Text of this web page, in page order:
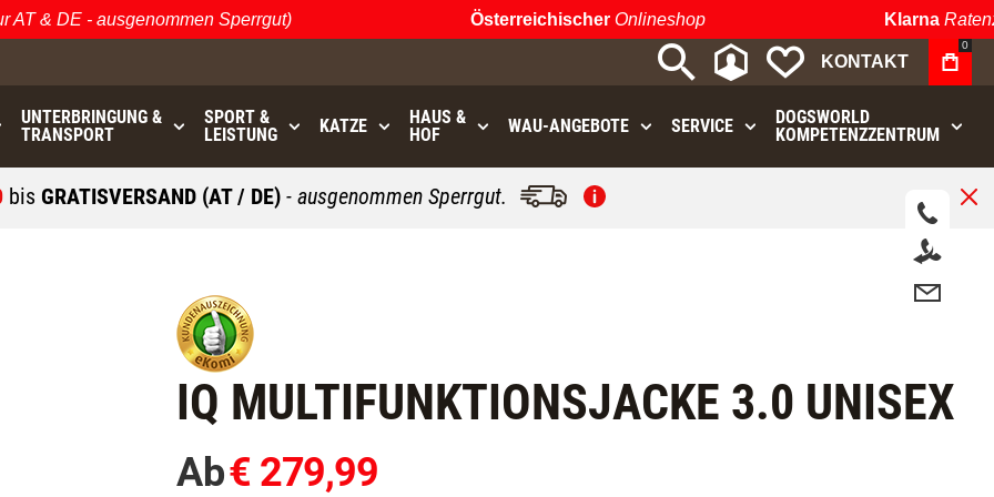
DE - ausgenommen Sperrgut) ÖsterreichischerOnlineshop Klarna
MEIN KONTO
MEINE
KONTAKT
0
UNTERBRINGUNG &
TRANSPORT
SPORT &
LEISTUNG
KATZE
HAUS &
HOF
WAU⁠-⁠ANGEBOTE SERVICE
DOGSWORLD
KOMPETENZZENTRUM
bis GRATISVERSAND (AT / DE)- ausgenommen Sperrgut.
IQ MULTIFUNKTIONSJACKE 3.0 UNISEX
Ab€ 279,99